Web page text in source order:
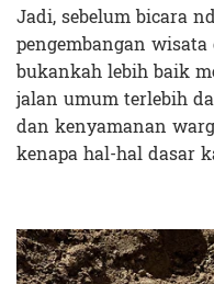
Jadi, sebelum bicara
pengembangan wisata
bukankah lebih baik
jalan umum terlebih
dan kenyamanan
kenapa hal-hal dasar